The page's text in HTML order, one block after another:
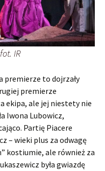
IR
premierze to dojrzały
premierze
ekipa, ale jej niestety nie
Iwona Lubowicz,
Partię Piacere
– wieki plus za odwagę
kostiumie, ale również za
była gwiazdę